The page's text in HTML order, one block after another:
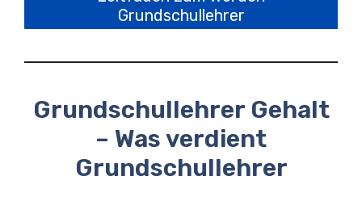
Grundschullehrer
Grundschullehrer Gehalt
– Was verdient
Grundschullehrer